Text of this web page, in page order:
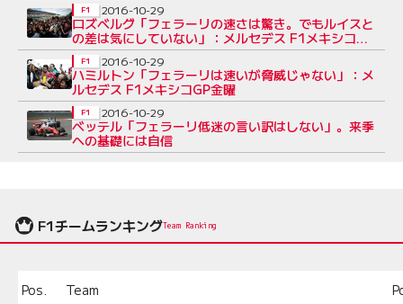
ロズベルグ「フェラーリの速さは驚き。でもルイスと
の差は気にしていない」：メルセデス F1メキシコGP
金曜
F1 2016-10-29
ハミルトン「フェラーリは速いが脅威じゃない」：メ
ルセデス F1メキシコGP金曜
F1 2016-10-29
ベッテル「フェラーリ低迷の言い訳はしない」。来季
への基礎には自信
F1 2016-10-29
F1チームランキングTeam Ranking
Pos. Team